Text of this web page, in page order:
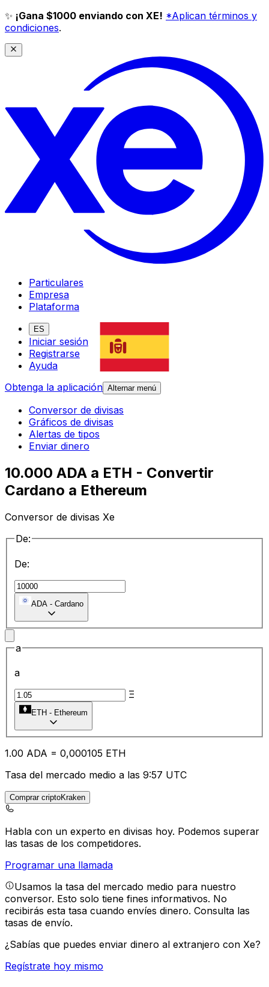
✨ ¡Gana $1000 enviando con XE! *Aplican términos y
condiciones.
Particulares
Empresa
Plataforma
ES
Iniciar sesión
Registrarse
Ayuda
Obtenga la aplicación Alternar menú
Conversor de divisas
Gráficos de divisas
Alertas de tipos
Enviar dinero
10.000 ADA a ETH - Convertir
Cardano a Ethereum
Conversor de divisas Xe
De:
De:
ADA - Cardano
a
a
Ξ
ETH - Ethereum
1.00 ADA = 0,000105 ETH
Tasa del mercado medio a las 9:57 UTC
Comprar criptoKraken
Habla con un experto en divisas hoy. Podemos superar
las tasas de los competidores.
Programar una llamada
Usamos la tasa del mercado medio para nuestro
conversor. Esto solo tiene fines informativos. No
recibirás esta tasa cuando envíes dinero. Consulta las
tasas de envío.
¿Sabías que puedes enviar dinero al extranjero con Xe?
Regístrate hoy mismo